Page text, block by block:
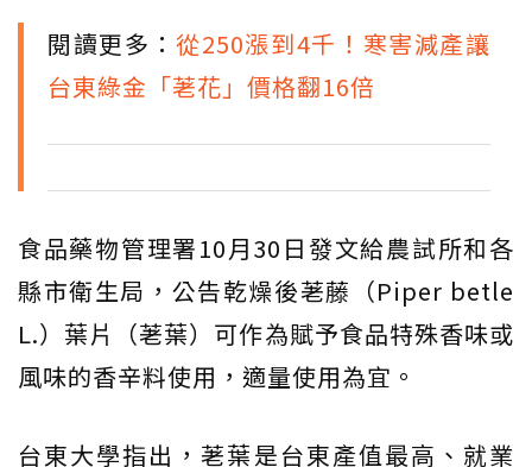
閱讀更多：從250漲到4千！寒害減產讓
台東綠金「荖花」價格翻16倍
食品藥物管理署10月30日發文給農試所和各
縣市衛生局，公告乾燥後荖藤（Piper betle
L.）葉片（荖葉）可作為賦予食品特殊香味或
風味的香辛料使用，適量使用為宜。
台東大學指出，荖葉是台東產值最高、就業